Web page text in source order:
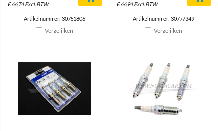
€66,74 Excl. BTW
Artikelnummer: 30751806
Vergelijken
€66,94 Excl. BTW
Artikelnummer: 30777349
Vergelijken